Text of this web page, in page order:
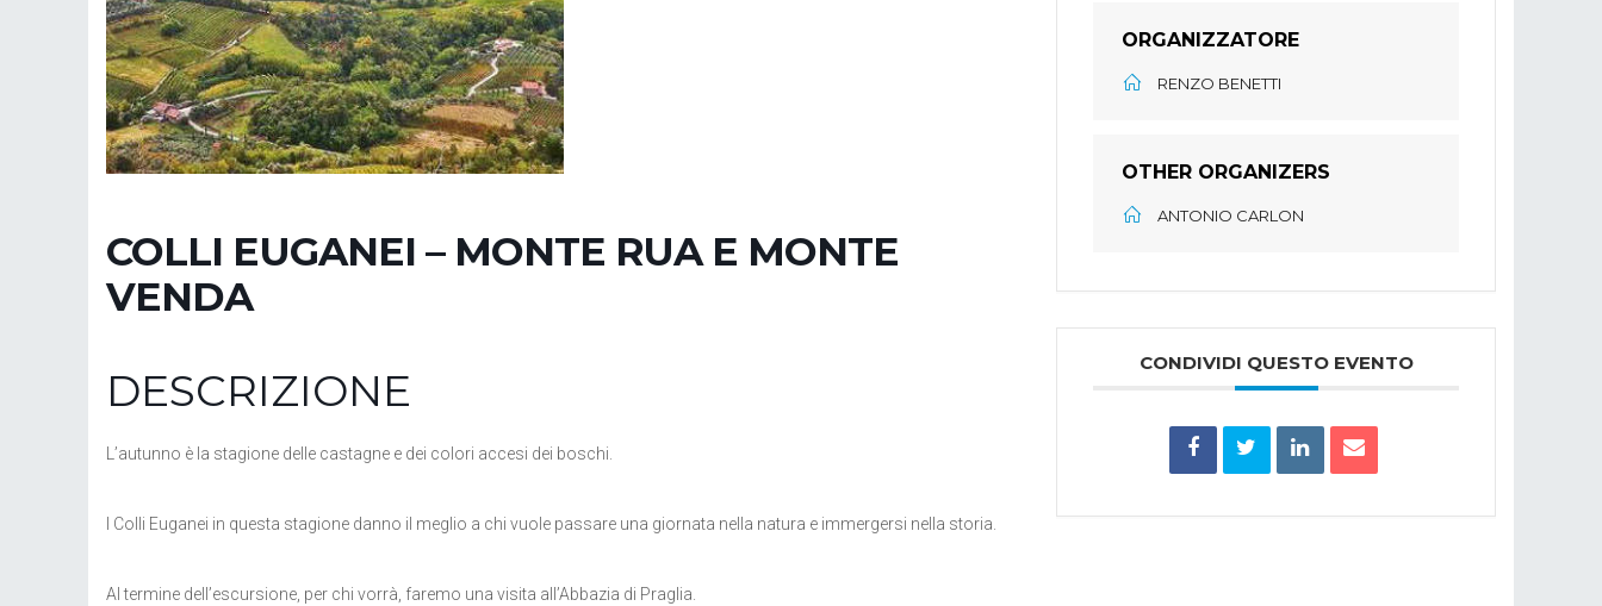
COLLI EUGANEI – MONTE RUA E MONTE
VENDA
DESCRIZIONE
L’autunno è la stagione delle castagne e dei colori accesi dei boschi.
I Colli Euganei in questa stagione danno il meglio a chi vuole passare una giornata nella natura e immergersi nella storia.
Al termine dell’escursione, per chi vorrà, faremo una visita all’Abbazia di Praglia.
ORGANIZZATORE
RENZO BENETTI
OTHER ORGANIZERS
ANTONIO CARLON
CONDIVIDI QUESTO EVENTO